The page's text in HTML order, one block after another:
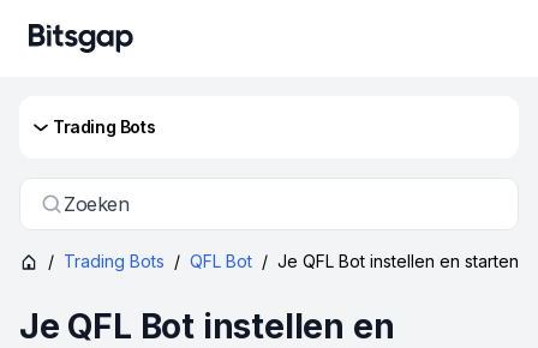
Trading Bots
Zoeken
/ Trading Bots / QFL Bot / Je QFL Bot instellen en starten
Je QFL Bot instellen en